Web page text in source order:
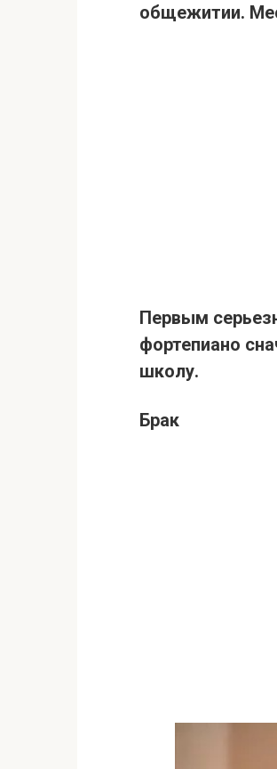
общежитии.
Первым
фортепиано
школу.
Брак